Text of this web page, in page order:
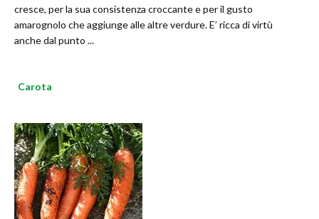
cresce, per la sua consistenza croccante e per il gusto
amarognolo che aggiunge alle altre verdure. E’ ricca di virtù
anche dal punto ...
Carota